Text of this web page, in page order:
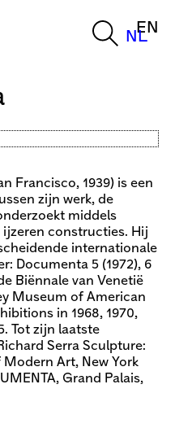
NL
EN
Francisco, 1939) is een
zijn werk, de
middels
constructies. Hij
internationale
Documenta 5 (1972), 6
Biënnale van Venetië
Museum of American
in 1968, 1970,
Tot zijn laatste
Serra Sculpture:
Modern Art, New York
Grand Palais,